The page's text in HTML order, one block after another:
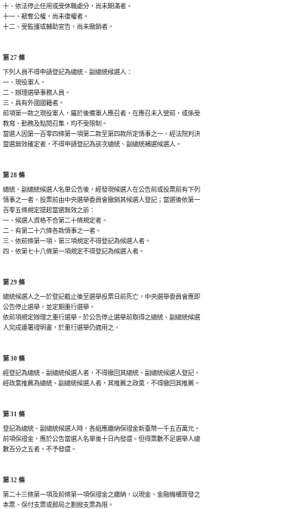
十、依法停止任用或受休職處分，尚未期滿者。
十一、褫奪公權，尚未復權者。
十二、受監護或輔助宣告，尚未撤銷者。
第 27 條
下列人員不得申請登記為總統、副總統候選人：
一、現役軍人。
二、辦理選舉事務人員。
三、具有外國國籍者。
前項第一款之現役軍人，屬於後備軍人應召者，在應召未入營前，或係受
教育、勤務及點閱召集，均不受限制。
當選人因第一百零四條第一項第二款至第四款所定情事之一，經法院判決
當選無效確定者，不得申請登記為該次總統、副總統補選候選人。
第 28 條
總統、副總統候選人名單公告後，經發現候選人在公告前或投票前有下列
情事之一者，投票前由中央選舉委員會撤銷其候選人登記；當選後依第一
百零五條規定提起當選無效之訴：
一、候選人資格不合第二十條規定者。
二、有第二十六條各款情事之一者。
三、依前條第一項、第三項規定不得登記為候選人者。
四、依第七十八條第一項規定不得登記為候選人者。
第 29 條
總統候選人之一於登記截止後至選舉投票日前死亡，中央選舉委員會應即
公告停止選舉，並定期重行選舉。
依前項規定辦理之重行選舉，於公告停止選舉前取得之總統、副總統候選
人完成連署證明書，於重行選舉仍適用之。
第 30 條
經登記為總統、副總統候選人者，不得撤回其總統、副總統候選人登記。
經政黨推薦為總統、副總統候選人者，其推薦之政黨，不得撤回其推薦。
第 31 條
登記為總統、副總統候選人時，各組應繳納保證金新臺幣一千五百萬元。
前項保證金，應於公告當選人名單後十日內發還。但得票數不足選舉人總
數百分之五者，不予發還。
第 32 條
第二十三條第一項及前條第一項保證金之繳納，以現金、金融機構簽發之
本票、保付支票或郵局之劃撥支票為限。